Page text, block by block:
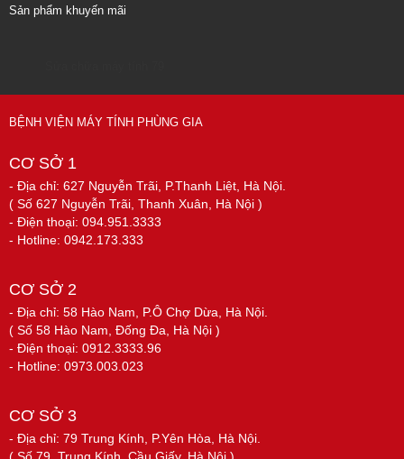
Sản phẩm khuyến mãi
BỆNH VIỆN MÁY TÍNH PHÙNG GIA
CƠ SỞ 1
- Địa chỉ: 627 Nguyễn Trãi, P.Thanh Liệt, Hà Nội.
( Số 627 Nguyễn Trãi, Thanh Xuân, Hà Nội )
- Điện thoại: 094.951.3333
- Hotline: 0942.173.333
CƠ SỞ 2
- Địa chỉ: 58 Hào Nam, P.Ô Chợ Dừa, Hà Nội.
( Số 58 Hào Nam, Đống Đa, Hà Nội )
- Điện thoại: 0912.3333.96
- Hotline: 0973.003.023
CƠ SỞ 3
- Địa chỉ: 79 Trung Kính, P.Yên Hòa, Hà Nội.